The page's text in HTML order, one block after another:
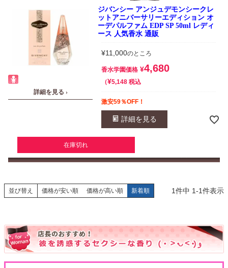
詳細を見る ›
ジバンシー アンジュデモンシークレ
ットアニバーサリーエディション オ
ーデパルファム EDP SP 50ml レディ
ース 人気香水 通販
¥11,000のところ
香水学園価格 ¥4,680
¥5,148 税込
激安59％OFF！
詳細を見る
在庫切れ
並び替え 価格が安い順 価格が高い順 新着順 1件中 1-1件表示